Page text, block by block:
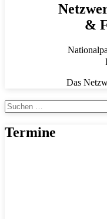
&
Das
Suchen
nach:
Termine